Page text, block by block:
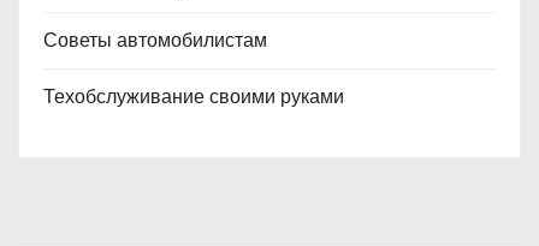
Советы автомобилистам
Техобслуживание своими руками